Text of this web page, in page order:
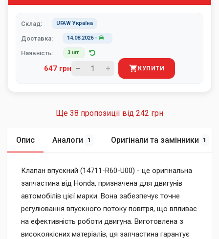
Склад: UFAW Україна
Доставка: 14.08.2026-
Наявність: 3 шт.
647 грн КУПИТИ
Ще 38 пропозиції від 242 грн
Опис Аналоги 1 Оригінали та замінники 1
Клапан впускний (14711-R60-U00) - це оригінальна
запчастина від Honda, призначена для двигунів
автомобілів цієї марки. Вона забезпечує точне
регулювання впускного потоку повітря, що впливає
на ефективність роботи двигуна. Виготовлена з
високоякісних матеріалів, ця запчастина гарантує